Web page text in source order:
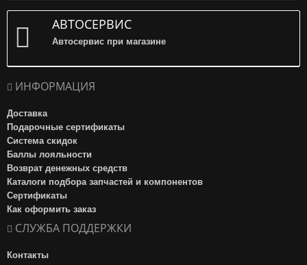
АВТОСЕРВИС
Автосервис при магазине
ИНФОРМАЦИЯ
Доставка
Подарочные сертификаты
Система скидок
Баллы лояльности
Возврат денежных средств
Каталоги подбора запчастей и компонентов
Сертификаты
Как оформить заказ
СЛУЖБА ПОДДЕРЖКИ
Контакты